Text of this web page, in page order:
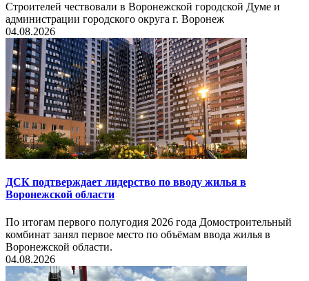
Строителей чествовали в Воронежской городской Думе и
администрации городского округа г. Воронеж
04.08.2026
ДСК подтверждает лидерство по вводу жилья в
Воронежской области
По итогам первого полугодия 2026 года Домостроительный
комбинат занял первое место по объёмам ввода жилья в
Воронежской области.
04.08.2026